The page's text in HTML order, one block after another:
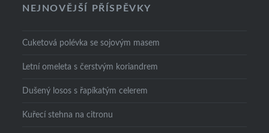
NEJNOVĚJŠÍ PŘÍSPĚVKY
Cuketová polévka se sojovým masem
Letní omeleta s čerstvým koriandrem
Dušený losos s řapíkatým celerem
Kuřecí stehna na citronu